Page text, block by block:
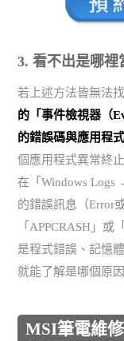
3. 看不出是哪裡
若上述方法皆無法
的「事件檢視器（
的錯誤碼與應用程
個應用程式異常終
在「Windows Logs
的錯誤訊息（Error
「APPCRASH」
是程式錯誤、記憶
就能了解是哪個原
MSI筆電維